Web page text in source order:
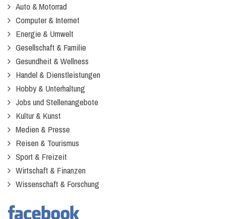
Auto & Motorrad
Computer & Internet
Energie & Umwelt
Gesellschaft & Familie
Gesundheit & Wellness
Handel & Dienstleistungen
Hobby & Unterhaltung
Jobs und Stellenangebote
Kultur & Kunst
Medien & Presse
Reisen & Tourismus
Sport & Freizeit
Wirtschaft & Finanzen
Wissenschaft & Forschung